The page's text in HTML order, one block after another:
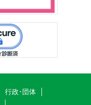
行政･団体